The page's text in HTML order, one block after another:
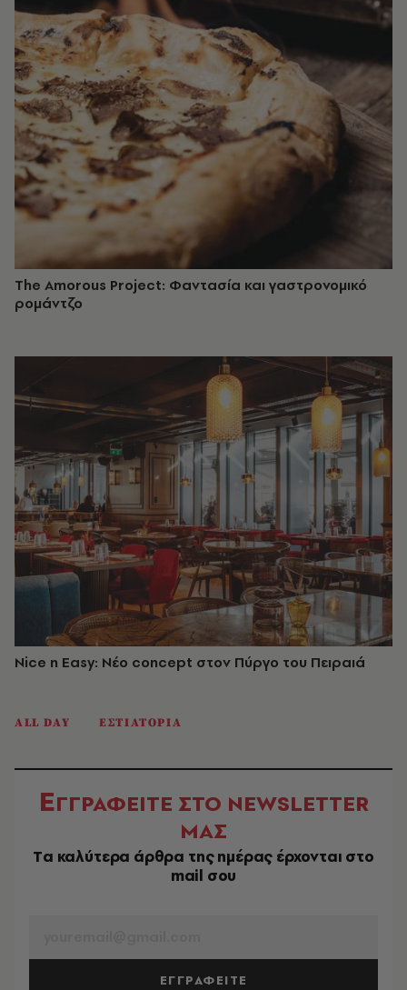
The Amorous Project: Φαντασία και γαστρονομικό
ρομάντζο
Nice n Easy: Νέο concept στον Πύργο του Πειραιά
ALL DAY ΕΣΤΙΑΤΟΡΙΑ
ΕΓΓΡΑΦΕΙΤΕ ΣΤΟ NEWSLETTER
ΜΑΣ
Tα καλύτερα άρθρα της ημέρας έρχονται στο
mail σου
ΕΓΓΡΑΦΕΙΤΕ